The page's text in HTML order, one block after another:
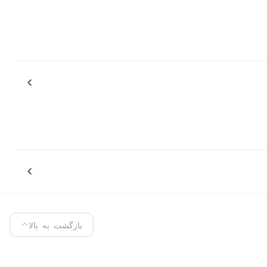
بازگشت به بالا